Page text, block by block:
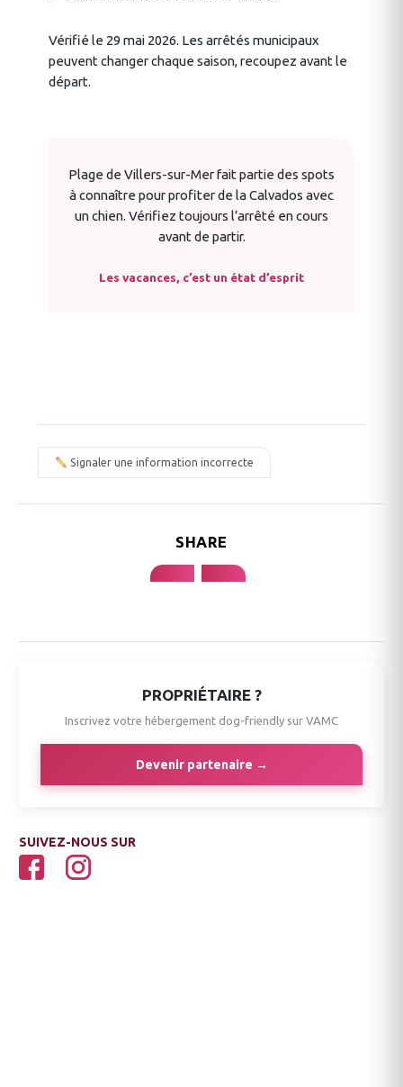
Vérifié le 29 mai 2026. Les arrêtés municipaux
peuvent changer chaque saison, recoupez avant le
départ.
Plage de Villers-sur-Mer fait partie des spots
à connaître pour profiter de la Calvados avec
un chien. Vérifiez toujours l’arrêté en cours
avant de partir.
Les vacances, c’est un état d’esprit
Signaler une information incorrecte
SHARE
PROPRIÉTAIRE ?
Inscrivez votre hébergement dog-friendly sur VAMC
Devenir partenaire →
SUIVEZ-NOUS SUR